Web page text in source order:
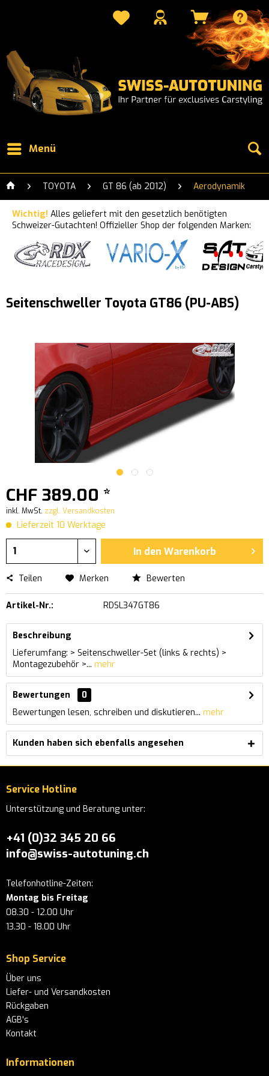
Menü
TOYOTA GT 86 (ab 2012) Aerodynamik
Wichtig! Alles geliefert mit den gesetzlich benötigten
Schweizer-Gutachten! Offizieller Shop der folgenden Marken:
Seitenschweller Toyota GT86 (PU-ABS)
CHF 389.00 *
inkl. MwSt. zzgl. Versandkosten
Lieferzeit 10 Werktage
In den Warenkorb
Teilen Merken Bewerten
Artikel-Nr.: RDSL347GT86
Beschreibung
Lieferumfang: > Seitenschweller-Set (links & rechts) >
Montagezubehör >... mehr
Bewertungen
0
Bewertungen lesen, schreiben und diskutieren... mehr
Kunden haben sich ebenfalls angesehen
Service Hotline
Unterstützung und Beratung unter:
+41 (0)32 345 20 66
info@swiss-autotuning.ch
Telefonhotline-Zeiten:
Montag bis Freitag
08.30 - 12.00 Uhr
13.30 - 18.00 Uhr
Shop Service
Über uns
Liefer- und Versandkosten
Rückgaben
AGB's
Kontakt
Informationen